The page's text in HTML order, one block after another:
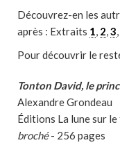
Découvrez-en les
après : Extraits 1, 2,3,
Pour découvrir le
Tonton David, le
Alexandre Grondeau
Éditions La lune sur
broché- 256 pages